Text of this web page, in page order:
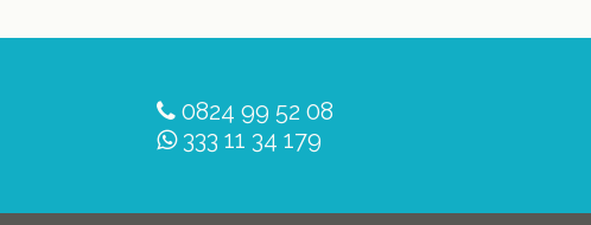
0824 99 52 08
333 11 34 179